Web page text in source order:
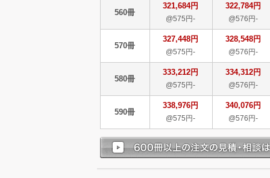
560冊
321,684円
@575円-
322,784円
@576円-
570冊
327,448円
@575円-
328,548円
@576円-
580冊
333,212円
@575円-
334,312円
@576円-
590冊
338,976円
@575円-
340,076円
@576円-